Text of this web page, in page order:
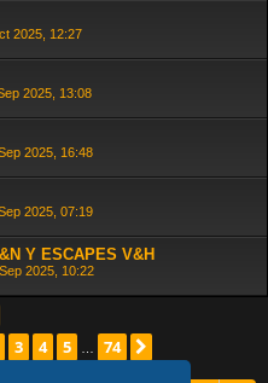
2025, 12:27
2025, 13:08
2025, 16:48
2025, 07:19
Y ESCAPES V&H
2025, 10:22
de 74
3 4 5 74